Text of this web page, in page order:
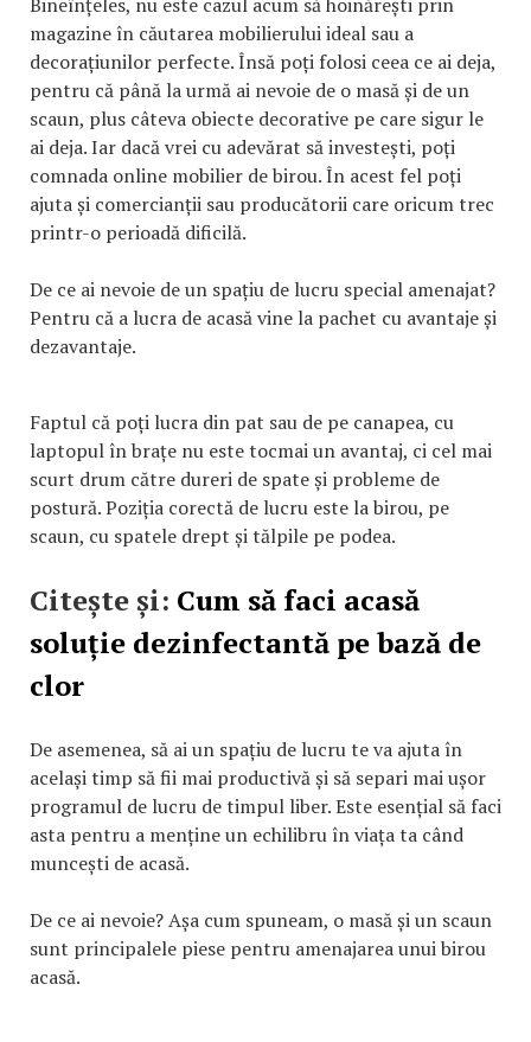
magazine în căutarea mobilierului ideal sau a
decorațiunilor perfecte. Însă poți folosi ceea ce ai deja,
pentru că până la urmă ai nevoie de o masă și de un
scaun, plus câteva obiecte decorative pe care sigur le
ai deja. Iar dacă vrei cu adevărat să investești, poți
comnada online mobilier de birou. În acest fel poți
ajuta și comercianții sau producătorii care oricum trec
printr-o perioadă dificilă.
De ce ai nevoie de un spațiu de lucru special amenajat?
Pentru că a lucra de acasă vine la pachet cu avantaje și
dezavantaje.
Faptul că poți lucra din pat sau de pe canapea, cu
laptopul în brațe nu este tocmai un avantaj, ci cel mai
scurt drum către dureri de spate și probleme de
postură. Poziția corectă de lucru este la birou, pe
scaun, cu spatele drept și tălpile pe podea.
Citește și: Cum să faci acasă
soluție dezinfectantă pe bază de
clor
De asemenea, să ai un spațiu de lucru te va ajuta în
același timp să fii mai productivă și să separi mai ușor
programul de lucru de timpul liber. Este esențial să faci
asta pentru a menține un echilibru în viața ta când
muncești de acasă.
De ce ai nevoie? Așa cum spuneam, o masă și un scaun
sunt principalele piese pentru amenajarea unui birou
acasă.